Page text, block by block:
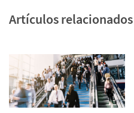
Artículos relacionados